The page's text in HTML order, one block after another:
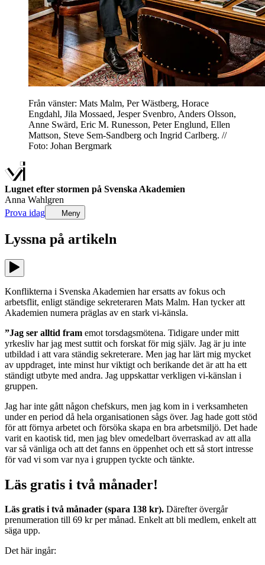
Från vänster: Mats Malm, Per Wästberg, Horace
Engdahl, Jila Mossaed, Jesper Svenbro, Anders Olsson,
Anne Swärd, Eric M. Runesson, Peter Englund, Ellen
Mattson, Steve Sem-Sandberg och Ingrid Carlberg. //
Foto: Johan Bergmark
Lugnet efter stormen på Svenska Akademien
Anna Wahlgren
Prova idag
Meny
Lyssna på artikeln
Konflikterna i Svenska Akademien har ersatts av fokus och
arbetsflit, enligt ständige sekreteraren Mats Malm. Han tycker att
Akademien numera präglas av en stark vi-känsla.
”Jag ser alltid fram emot torsdagsmötena. Tidigare under mitt
yrkesliv har jag mest suttit och forskat för mig själv. Jag är ju inte
utbildad i att vara ständig sekreterare. Men jag har lärt mig mycket
av uppdraget, inte minst hur viktigt och berikande det är att ha ett
ständigt utbyte med andra. Jag uppskattar verkligen vi-känslan i
gruppen.
Jag har inte gått någon chefskurs, men jag kom in i verksamheten
under en period då hela organisationen sågs över. Jag hade gott stöd
för att förnya arbetet och försöka skapa en bra arbetsmiljö. Det hade
varit en kaotisk tid, men jag blev omedelbart överraskad av att alla
var så vänliga och att det fanns en öppenhet och ett så stort intresse
för vad vi som var nya i gruppen tyckte och tänkte.
Läs gratis i två månader!
Läs gratis i två månader (spara 138 kr). Därefter övergår
prenumeration till 69 kr per månad. Enkelt att bli medlem, enkelt att
säga upp.
Det här ingår: